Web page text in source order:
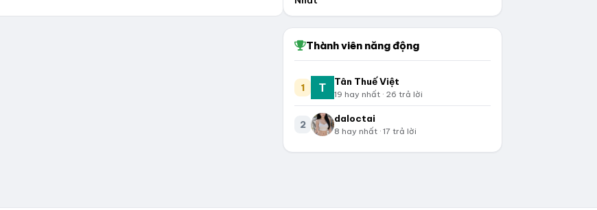
Thành viên năng động
1 Tân Thuế Việt
19 hay nhất · 26 trả lời
2 daloctai
8 hay nhất · 17 trả lời